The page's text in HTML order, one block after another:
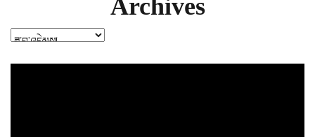
Archives
Archives